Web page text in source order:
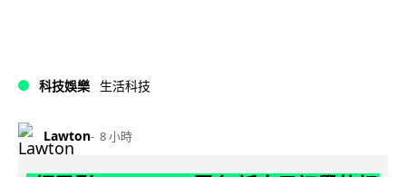
科技娛樂 生活科技
Lawton 8 小時